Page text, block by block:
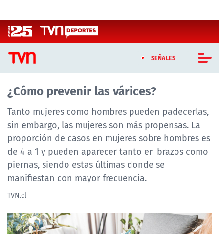
SEÑALES
CASTING MASTERCHEF CHILE
CASTING TVN VERTICAL
TVN VERTICAL
TVN PLAY
PROGRAMAS
NTV
¿Cómo prevenir las várices?
Tanto mujeres como hombres pueden padecerlas,
sin embargo, las mujeres son más propensas. La
proporción de casos en mujeres sobre hombres es
de 4 a 1 y pueden aparecer tanto en brazos como
piernas, siendo estas últimas donde se
manifiestan con mayor frecuencia.
TVN.cl